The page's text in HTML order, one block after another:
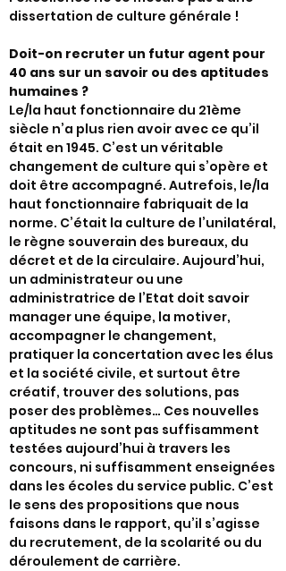
dissertation de culture générale !
Doit-on recruter un futur agent pour
40 ans sur un savoir ou des aptitudes
humaines ?
Le/la haut fonctionnaire du 21ème
siècle n’a plus rien avoir avec ce qu’il
était en 1945. C’est un véritable
changement de culture qui s’opère et
doit être accompagné. Autrefois, le/la
haut fonctionnaire fabriquait de la
norme. C’était la culture de l’unilatéral,
le règne souverain des bureaux, du
décret et de la circulaire. Aujourd’hui,
un administrateur ou une
administratrice de l’Etat doit savoir
manager une équipe, la motiver,
accompagner le changement,
pratiquer la concertation avec les élus
et la société civile, et surtout être
créatif, trouver des solutions, pas
poser des problèmes… Ces nouvelles
aptitudes ne sont pas suffisamment
testées aujourd’hui à travers les
concours, ni suffisamment enseignées
dans les écoles du service public. C’est
le sens des propositions que nous
faisons dans le rapport, qu’il s’agisse
du recrutement, de la scolarité ou du
déroulement de carrière.